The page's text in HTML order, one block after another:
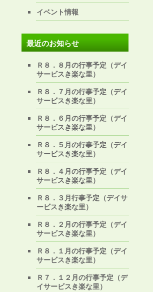
イベント情報
最近のお知らせ
Ｒ８．８月の行事予定（デイ
サービスき楽な里）
Ｒ８．７月の行事予定（デイ
サービスき楽な里）
Ｒ８．６月の行事予定（デイ
サービスき楽な里）
Ｒ８．５月の行事予定（デイ
サービスき楽な里）
Ｒ８．４月の行事予定（デイ
サービスき楽な里）
Ｒ８．３月行事予定（デイサ
ービスき楽な里）
Ｒ８．２月の行事予定（デイ
サービスき楽な里）
Ｒ８．１月の行事予定（デイ
サービスき楽な里）
Ｒ７．１２月の行事予定（デ
イサービスき楽な里）